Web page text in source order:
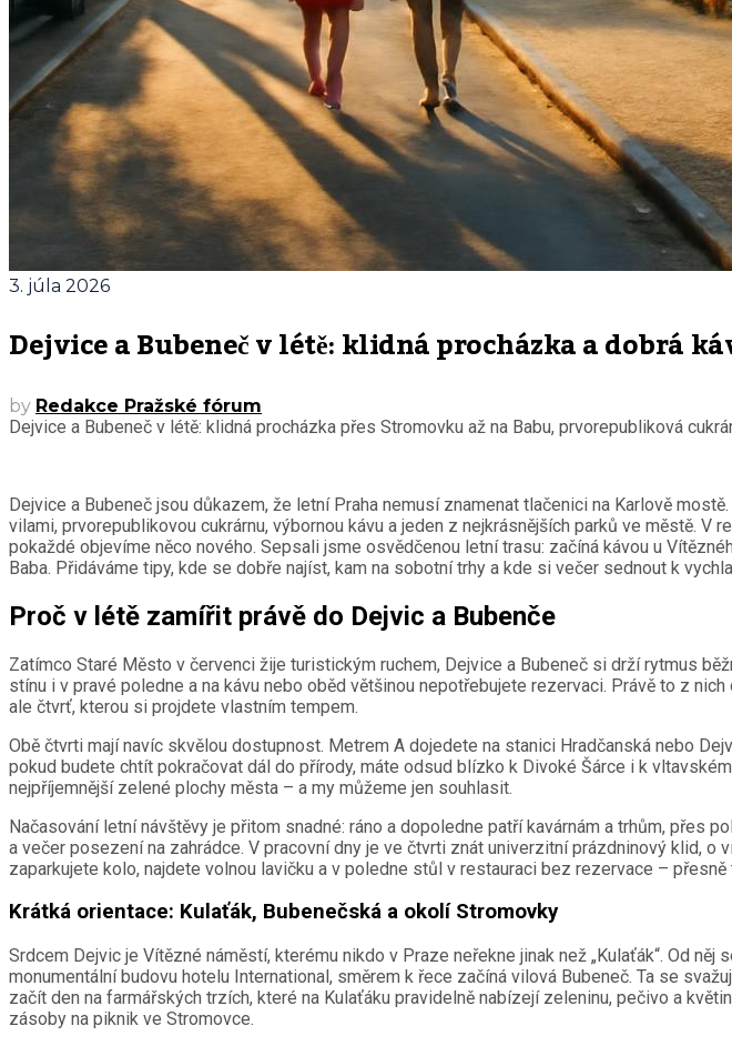
3. júla 2026
Dejvice a Bubeneč v létě: klidná procházka a dobrá
by Redakce Pražské fórum
Dejvice a Bubeneč v létě: klidná procházka přes Stromovku až na Babu, prvorepubliková
Dejvice a Bubeneč jsou důkazem, že letní Praha nemusí znamenat tlačenici na Karlově
vilami, prvorepublikovou cukrárnu, výbornou kávu a jeden z nejkrásnějších parků ve městě.
pokaždé objevíme něco nového. Sepsali jsme osvědčenou letní trasu: začíná kávou u
Baba. Přidáváme tipy, kde se dobře najíst, kam na sobotní trhy a kde si večer sednout k
Proč v létě zamířit právě do Dejvic a Bubenče
Zatímco Staré Město v červenci žije turistickým ruchem, Dejvice a Bubeneč si drží rytmus
stínu i v pravé poledne a na kávu nebo oběd většinou nepotřebujete rezervaci. Právě to z
ale čtvrť, kterou si projdete vlastním tempem.
Obě čtvrti mají navíc skvělou dostupnost. Metrem A dojedete na stanici Hradčanská nebo
pokud budete chtít pokračovat dál do přírody, máte odsud blízko k Divoké Šárce i k
nejpříjemnější zelené plochy města – a my můžeme jen souhlasit.
Načasování letní návštěvy je přitom snadné: ráno a dopoledne patří kavárnám a trhům, přes
a večer posezení na zahrádce. V pracovní dny je ve čtvrti znát univerzitní prázdninový klid,
zaparkujete kolo, najdete volnou lavičku a v poledne stůl v restauraci bez rezervace –
Krátká orientace: Kulaťák, Bubenečská a okolí Stromovky
Srdcem Dejvic je Vítězné náměstí, kterému nikdo v Praze neřekne jinak než „Kulaťák“. Od
monumentální budovu hotelu International, směrem k řece začíná vilová Bubeneč. Ta se
začít den na farmářských trzích, které na Kulaťáku pravidelně nabízejí zeleninu, pečivo a
zásoby na piknik ve Stromovce.